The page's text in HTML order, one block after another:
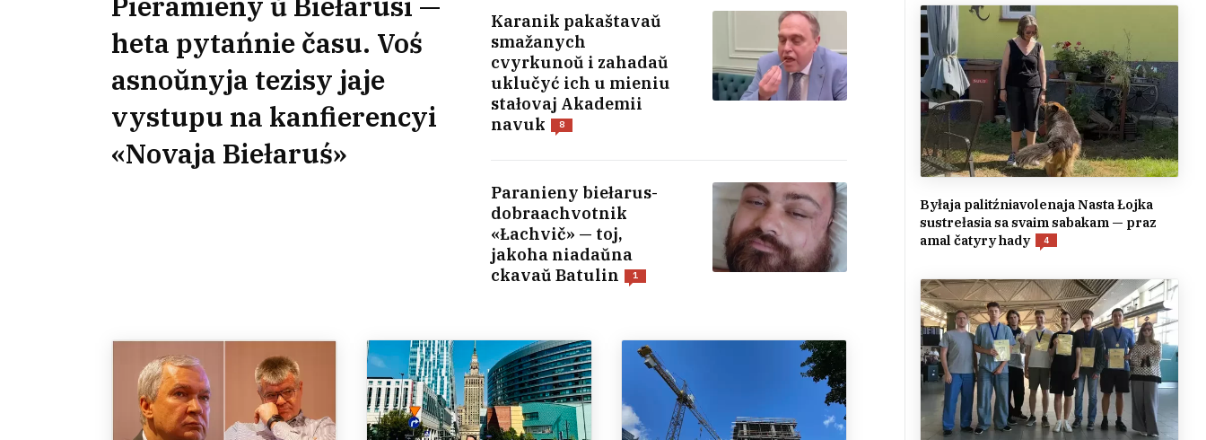
heta pytańnie času. Voś
asnoŭnyja tezisy jaje
vystupu na kanfierencyi
«Novaja Biełaruś»
Karanik pakaštavaŭ
smažanych
cvyrkunoŭ i zahadaŭ
uklučyć ich u mieniu
stałovaj Akademii
navuk
8
Paranieny biełarus-
dobraachvotnik
«Łachvič» — toj,
jakoha niadaŭna
ckavaŭ Batulin
1
Byłaja palitźniavolenaja Nasta Łojka
sustrełasia sa svaim sabakam — praz
amal čatyry hady
4